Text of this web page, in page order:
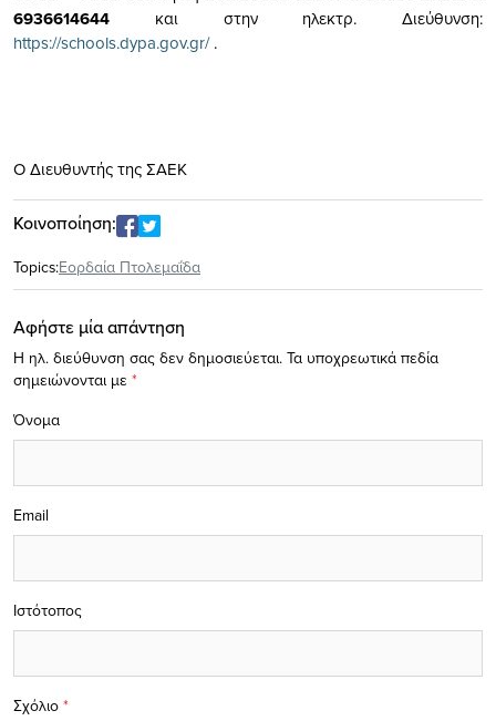
6936614644 και στην ηλεκτρ. Διεύθυνση:
https://schools.dypa.gov.gr/.
Ο Διευθυντής της ΣΑΕΚ
Κοινοποίηση:
Topics:Εορδαία Πτολεμαΐδα
Αφήστε μία απάντηση
Η ηλ. διεύθυνση σας δεν δημοσιεύεται. Τα υποχρεωτικά πεδία
σημειώνονται με *
Σχόλιο *
Όνομα
Email
Ιστότοπος